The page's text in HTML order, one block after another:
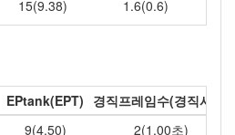
15(9.38) 1.6(0.6)
EPtank(EPT) 경직프레임수(경직시간)
9(4.50)
2(1.00초)